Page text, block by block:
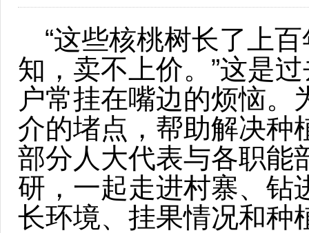
“这些核桃树长了上
知，卖不上价。”这是
户常挂在嘴边的烦恼
介的堵点，帮助解决种
部分人大代表与各职能
研，一起走进村寨、钻
长环境、挂果情况和种